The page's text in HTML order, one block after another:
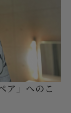
ア」へのこ